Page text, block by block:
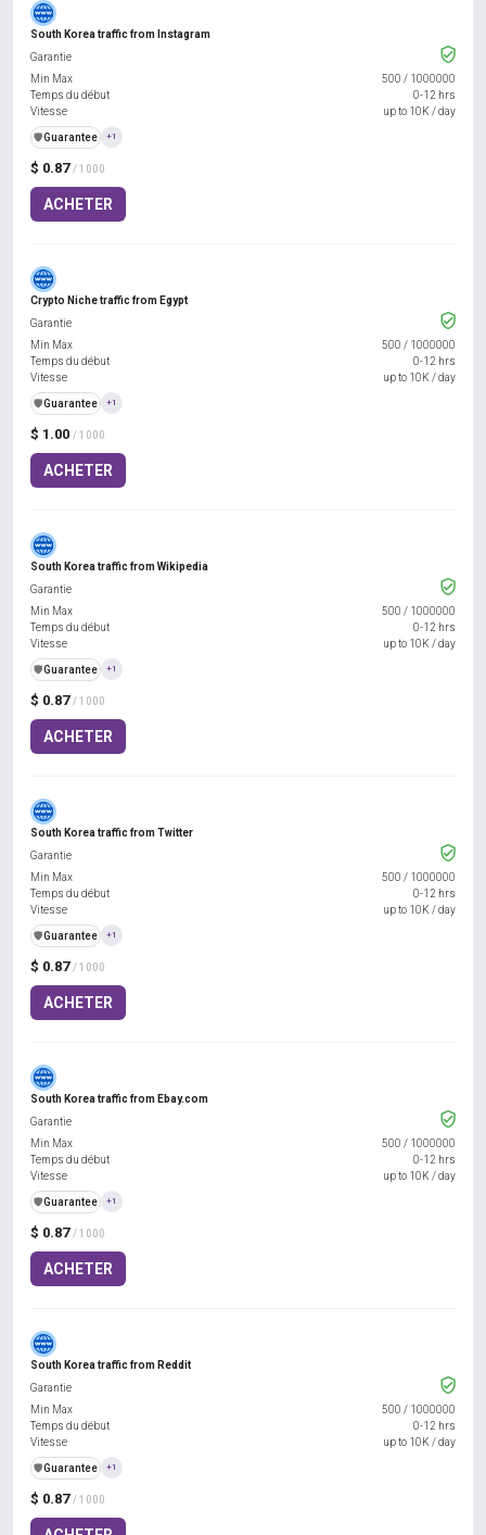
South Korea traffic from Instagram
$ 0.87 / 1000
ACHETER
Garantie
Min Max
500 / 1000000
Temps du début
0-12 hrs
Vitesse
up to 10K / day
️🛡️Guarantee +1
Crypto Niche traffic from Egypt
$ 1.00 / 1000
ACHETER
Garantie
Min Max
500 / 1000000
Temps du début
0-12 hrs
Vitesse
up to 10K / day
️🛡️Guarantee +1
South Korea traffic from Wikipedia
$ 0.87 / 1000
ACHETER
Garantie
Min Max
500 / 1000000
Temps du début
0-12 hrs
Vitesse
up to 10K / day
️🛡️Guarantee +1
South Korea traffic from Twitter
$ 0.87 / 1000
ACHETER
Garantie
Min Max
500 / 1000000
Temps du début
0-12 hrs
Vitesse
up to 10K / day
️🛡️Guarantee +1
South Korea traffic from Ebay.com
$ 0.87 / 1000
ACHETER
Garantie
Min Max
500 / 1000000
Temps du début
0-12 hrs
Vitesse
up to 10K / day
️🛡️Guarantee +1
South Korea traffic from Reddit
$ 0.87 / 1000
Garantie
Min Max
500 / 1000000
Temps du début
0-12 hrs
Vitesse
up to 10K / day
️🛡️Guarantee +1